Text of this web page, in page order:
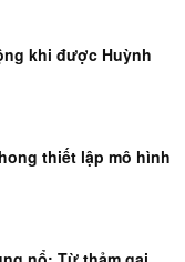
khi được Huỳnh
thiết lập mô hình